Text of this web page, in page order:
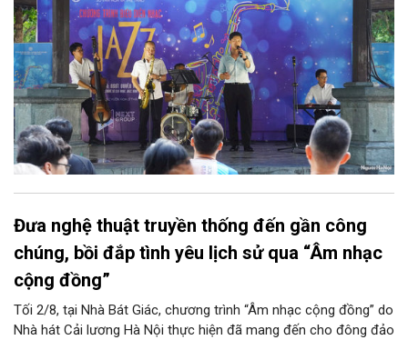
Đưa nghệ thuật truyền thống đến gần công
chúng, bồi đắp tình yêu lịch sử qua “Âm nhạc
cộng đồng”
Tối 2/8, tại Nhà Bát Giác, chương trình “Âm nhạc cộng đồng” do
Nhà hát Cải lương Hà Nội thực hiện đã mang đến cho đông đảo